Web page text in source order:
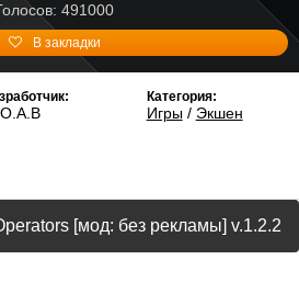
491000
В закладки
Категория:
Игры/ Экшен
[мод: без рекламы] v.1.2.2